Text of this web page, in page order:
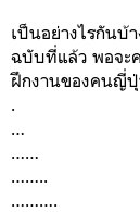
เป็นอย่างไรกันบ้
ฉบับที่แล้ว พอจะ
ฝึกงานของคนญี่
.
…
……
……..
……….